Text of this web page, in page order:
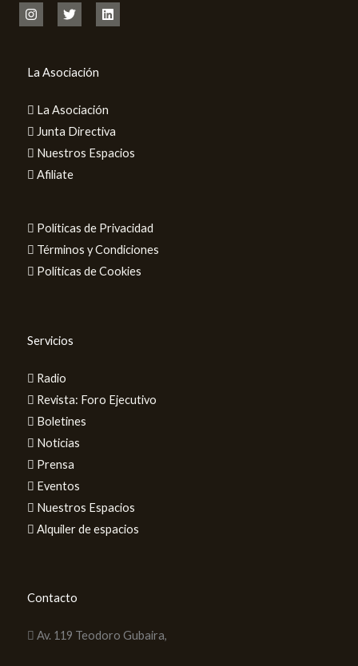
La Asociación
La Asociación
Junta Directiva
Nuestros Espacios
Afiliate
Políticas de Privacidad
Términos y Condiciones
Políticas de Cookies
Servicios
Radio
Revista: Foro Ejecutivo
Boletines
Noticias
Prensa
Eventos
Nuestros Espacios
Alquiler de espacios
Contacto
Av. 119 Teodoro Gubaira,